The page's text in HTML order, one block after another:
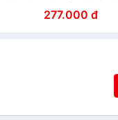
Màu Đen Hàng Chính
277.000 đ